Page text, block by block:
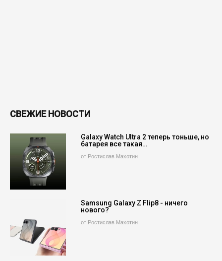
СВЕЖИЕ НОВОСТИ
Galaxy Watch Ultra 2 теперь тоньше, но
батарея все такая…
от Ростислав Махотин
Samsung Galaxy Z Flip8 - ничего
нового?
от Ростислав Махотин